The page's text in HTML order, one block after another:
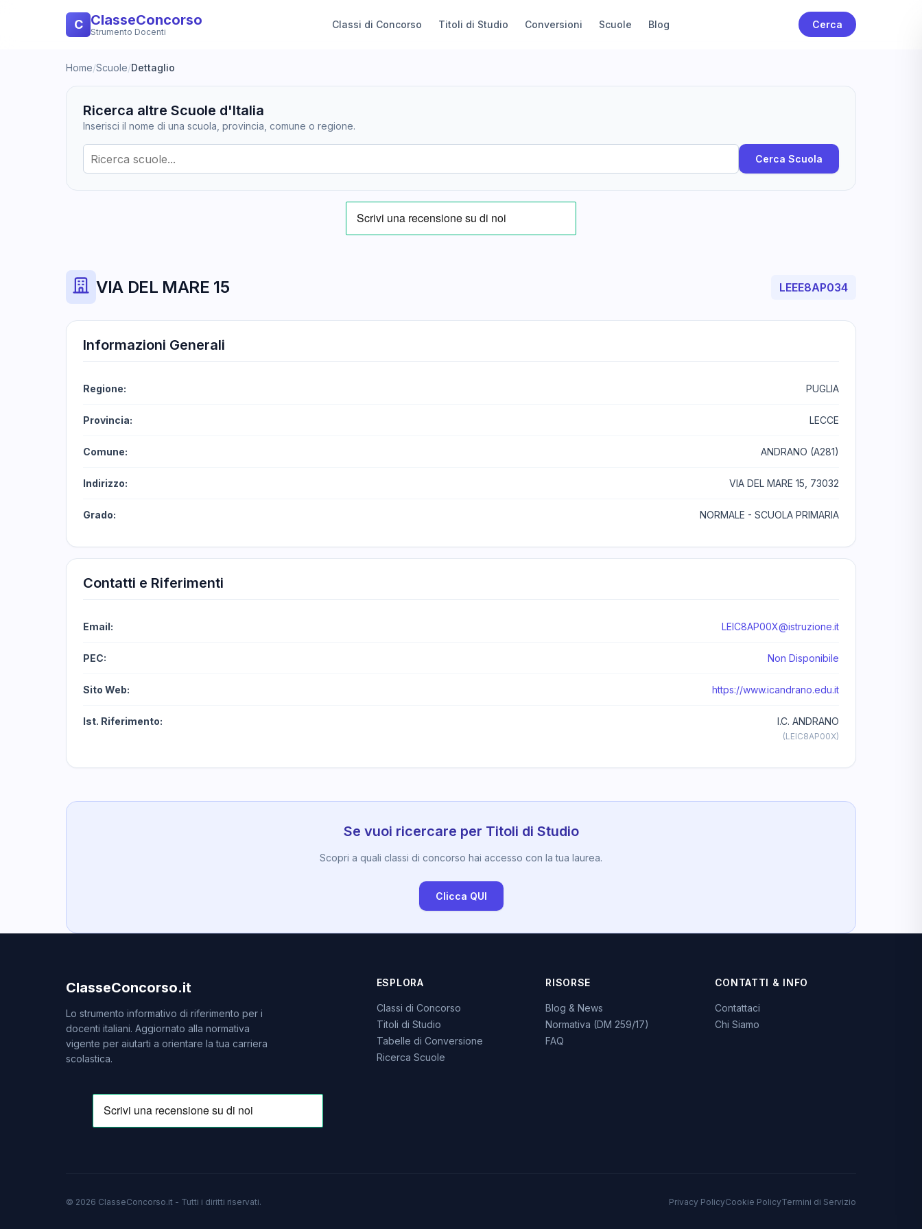
C ClasseConcorso
Strumento Docenti
Classi di Concorso Titoli di Studio Conversioni Scuole Blog Cerca
Home/Scuole/Dettaglio
Ricerca altre Scuole d'Italia
Inserisci il nome di una scuola, provincia, comune o regione.
Cerca Scuola
VIA DEL MARE 15 LEEE8AP034
Informazioni Generali
Regione: PUGLIA
Provincia: LECCE
Comune: ANDRANO (A281)
Indirizzo: VIA DEL MARE 15, 73032
Grado: NORMALE - SCUOLA PRIMARIA
Contatti e Riferimenti
Email: LEIC8AP00X@istruzione.it
PEC: Non Disponibile
Sito Web: https://www.icandrano.edu.it
Ist. Riferimento: I.C. ANDRANO
(LEIC8AP00X)
Se vuoi ricercare per Titoli di Studio
Scopri a quali classi di concorso hai accesso con la tua laurea.
Clicca QUI
ClasseConcorso.it
Lo strumento informativo di riferimento per i
docenti italiani. Aggiornato alla normativa
vigente per aiutarti a orientare la tua carriera
scolastica.
ESPLORA
Classi di Concorso
Titoli di Studio
Tabelle di Conversione
Ricerca Scuole
RISORSE
Blog & News
Normativa (DM 259/17)
FAQ
CONTATTI & INFO
Contattaci
Chi Siamo
© 2026 ClasseConcorso.it - Tutti i diritti riservati. Privacy PolicyCookie PolicyTermini di Servizio